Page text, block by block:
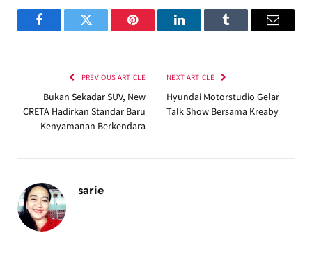
FacebookTwitter Pinterest LinkedInTumblr Email
PREVIOUS ARTICLE
Bukan Sekadar SUV, New
CRETA Hadirkan Standar Baru
Kenyamanan Berkendara
NEXT ARTICLE
Hyundai Motorstudio Gelar
Talk Show Bersama Kreaby
sarie